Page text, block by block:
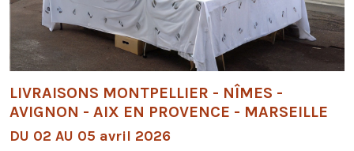
LIVRAISONS MONTPELLIER - NÎMES -
AVIGNON - AIX EN PROVENCE - MARSEILLE
DU 02 AU 05 avril 2026